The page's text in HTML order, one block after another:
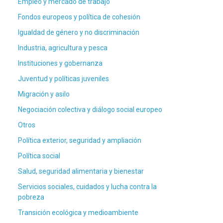
Fondos europeos y política de cohesión
Igualdad de género y no discriminación
Industria, agricultura y pesca
Instituciones y gobernanza
Juventud y políticas juveniles
Migración y asilo
Negociación colectiva y diálogo social europeo
Otros
Política exterior, seguridad y ampliación
Política social
Salud, seguridad alimentaria y bienestar
Servicios sociales, cuidados y lucha contra la
pobreza
Transición ecológica y medioambiente